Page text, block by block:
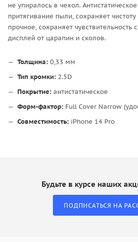
не упиралось в чехол.
притягивание пыли, сохраняет чистоту
прочное, сохраняет
дисплей от царапин и сколов.
Толщина: 0,33 мм
Тип кромки: 2.5D
Покрытие: антистатическое
Форм-фактор: Full Cover Narrow
Совместимость: iPhone 14 Pro
Будьте в курсе наших
ПОДПИСАТЬСЯ НА